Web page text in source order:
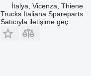
İtalya, Vicenza, Thiene
Trucks Italiana Spareparts
Satıcıyla iletişime geç